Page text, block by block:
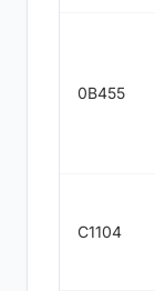
0B455
C1104